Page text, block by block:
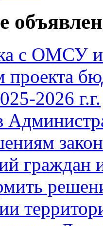
с ОМСУ
проекта
2026 г.г.
граждан